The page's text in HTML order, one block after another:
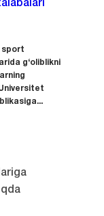
sport
g‘oliblikni